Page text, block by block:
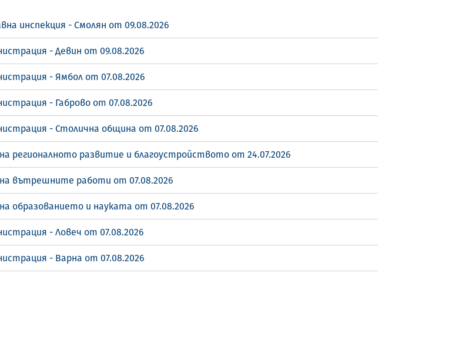
инспекция - Смолян от 09.08.2026
- Девин от 09.08.2026
- Ямбол от 07.08.2026
- Габрово от 07.08.2026
- Столична община от 07.08.2026
регионалното развитие и благоустройството от 24.07.2026
вътрешните работи от 07.08.2026
образованието и науката от 07.08.2026
- Ловеч от 07.08.2026
- Варна от 07.08.2026